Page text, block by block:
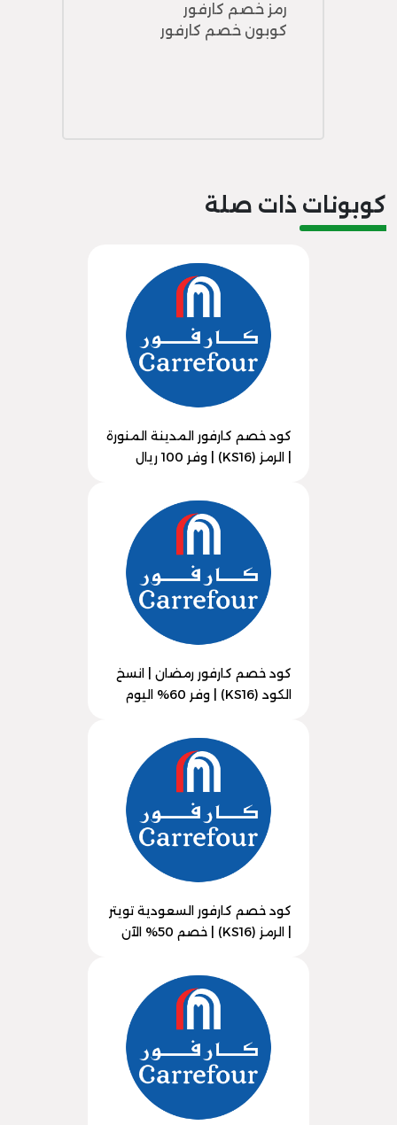
رمز خصم كارفور
كوبون خصم كارفور
كوبونات ذات صلة
كود خصم كارفور المدينة المنورة
| الرمز (KS16) | وفر 100 ريال
كود خصم كارفور رمضان | انسخ
الكود (KS16) | وفر 60% اليوم
كود خصم كارفور السعودية تويتر
| الرمز (KS16) | خصم 50% الآن